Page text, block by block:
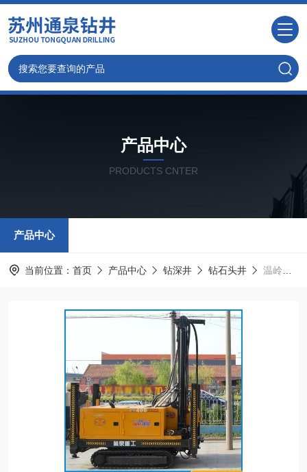
产品中心
PRODUCTS CNTER
产品中心
当前位置： 首页 产品中心 钻深井 钻石头井 温岭打水井定价标准 温岭本地钻井队更放心